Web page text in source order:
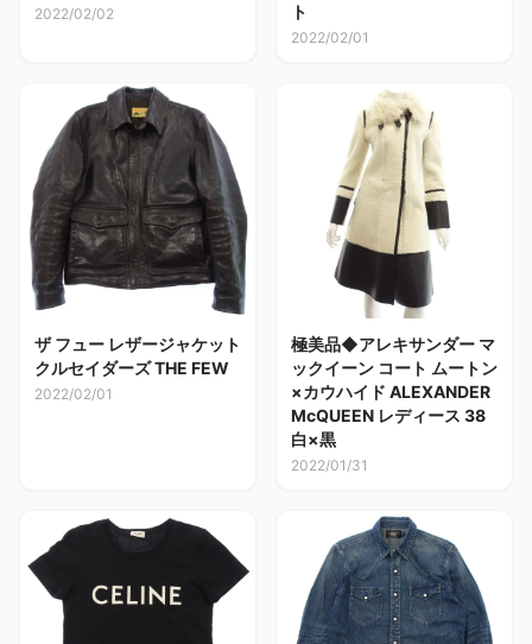
2022/02/02
ト
2022/02/01
ザ フュー レザージャケット
クルセイダーズ THE FEW
2022/02/01
極美品◆アレキサンダー マ
ックイーン コート ムートン
×カウハイド ALEXANDER
McQUEEN レディース 38
白×黒
2022/01/31